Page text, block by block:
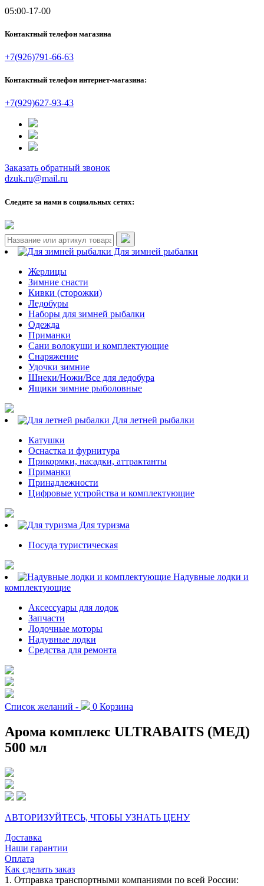
05:00-17-00
Контактный телефон магазина
+7(926)791-66-63
Контактный телефон интернет-магазина:
+7(929)627-93-43
Заказать обратный звонок
dzuk.ru@mail.ru
Следите за нами в социальных сетях:
Для зимней рыбалки
Жерлицы
Зимние снасти
Кивки (сторожки)
Ледобуры
Наборы для зимней рыбалки
Одежда
Приманки
Сани волокуши и комплектующие
Снаряжение
Удочки зимние
Шнеки/Ножи/Все для ледобура
Ящики зимние рыболовные
Для летней рыбалки
Катушки
Оснастка и фурнитура
Прикормки, насадки, аттрактанты
Приманки
Принадлежности
Цифровые устройства и комплектующие
Для туризма
Посуда туристическая
Надувные лодки и
комплектующие
Аксессуары для лодок
Запчасти
Лодочные моторы
Надувные лодки
Средства для ремонта
Список желаний - 0 Корзина
Арома комплекс ULTRABAITS (МЕД)
500 мл
АВТОРИЗУЙТЕСЬ, ЧТОБЫ УЗНАТЬ ЦЕНУ
Доставка
Наши гарантии
Оплата
Как сделать заказ
1. Отправка транспортными компаниями по всей России: